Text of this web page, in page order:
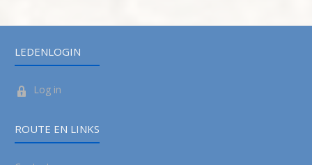
LEDENLOGIN
Log in
ROUTE EN LINKS